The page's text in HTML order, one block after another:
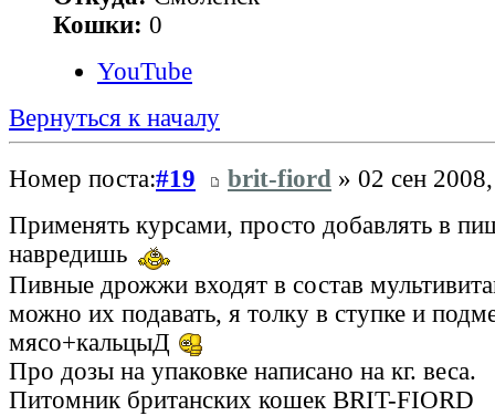
Кошки: 0
YouTube
Вернуться к началу
Номер поста:#19 brit-fiord » 02 сен
Применять курсами, просто добавлять в
навредишь
Пивные дрожжи входят в состав
можно их подавать, я толку в ступке и
мясо+кальцыД
Про дозы на упаковке написано на кг. веса.
Питомник британских кошек BRIT-FIORD